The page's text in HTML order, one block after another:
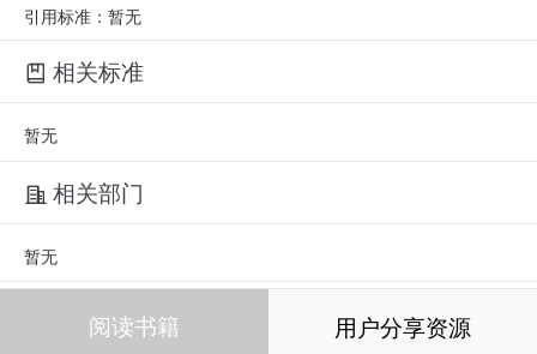
引用标准：暂无
相关标准
暂无
相关部门
暂无
相关人员
阅读书籍 用户分享资源